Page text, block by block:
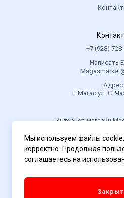
+7 (928)
Написать
Адрес
г. Магас ул. С.
Интернет-магазин
Политика
Мы используем файлы
корректно. Продолжая
соглашаетесь на